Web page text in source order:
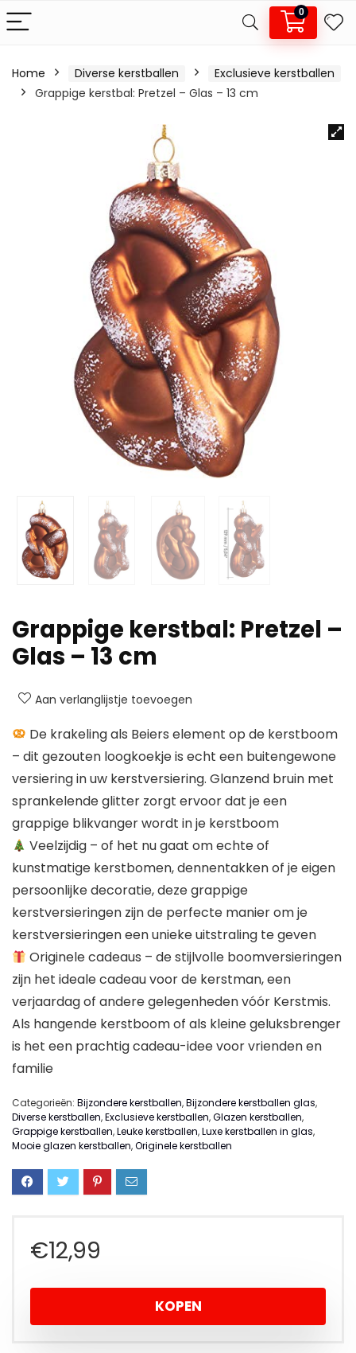
0
Home Diverse kerstballen
Exclusieve kerstballen
Grappige kerstbal: Pretzel – Glas – 13 cm
Grappige kerstbal: Pretzel –
Glas – 13 cm
Aan verlanglijstje toevoegen
De krakeling als Beiers element op de kerstboom
– dit gezouten loogkoekje is echt een buitengewone
versiering in uw kerstversiering. Glanzend bruin met
sprankelende glitter zorgt ervoor dat je een
grappige blikvanger wordt in je kerstboom
Veelzijdig – of het nu gaat om echte of
kunstmatige kerstbomen, dennentakken of je eigen
persoonlijke decoratie, deze grappige
kerstversieringen zijn de perfecte manier om je
kerstversieringen een unieke uitstraling te geven
Originele cadeaus – de stijlvolle boomversieringen
zijn het ideale cadeau voor de kerstman, een
verjaardag of andere gelegenheden vóór Kerstmis.
Als hangende kerstboom of als kleine geluksbrenger
is het een prachtig cadeau-idee voor vrienden en
familie
Categorieën: Bijzondere kerstballen,Bijzondere kerstballen glas,
Diverse kerstballen,Exclusieve kerstballen,Glazen kerstballen,
Grappige kerstballen,Leuke kerstballen,Luxe kerstballen in glas,
Mooie glazen kerstballen,Originele kerstballen
€12,99
KOPEN